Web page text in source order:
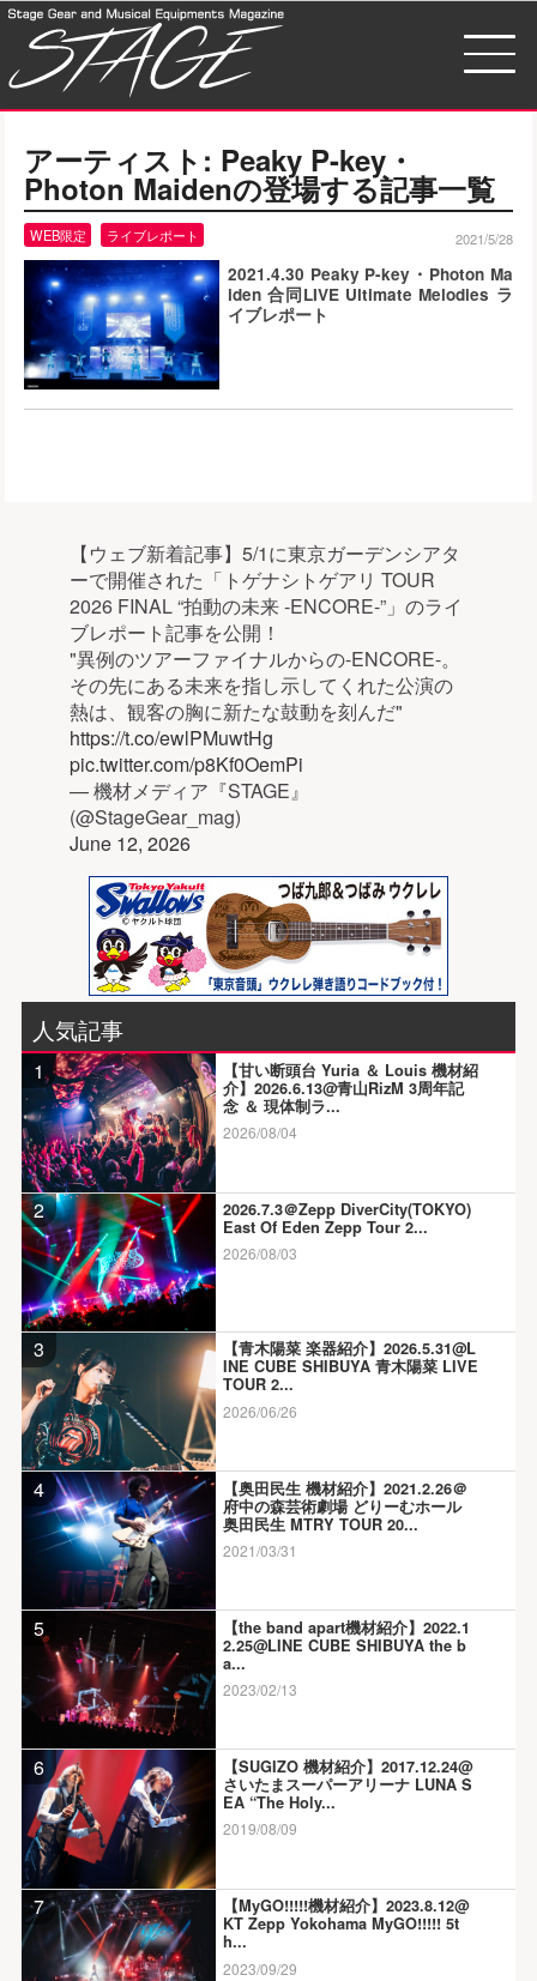
アーティスト: Peaky P-key・
Photon Maidenの登場する記事一覧
2021.4.30 Peaky P-key・Photon Ma
iden 合同LIVE Ultimate Melodies ラ
イブレポート
WEB限定 ライブレポート 2021/5/28
【ウェブ新着記事】5/1に東京ガーデンシアタ
ーで開催された「トゲナシトゲアリ TOUR
2026 FINAL “拍動の未来 -ENCORE-”」のライ
ブレポート記事を公開！
"異例のツアーファイナルからの-ENCORE-。
その先にある未来を指し示してくれた公演の
熱は、観客の胸に新たな鼓動を刻んだ"
https://t.co/ewlPMuwtHg
pic.twitter.com/p8Kf0OemPi
— 機材メディア『STAGE』
(@StageGear_mag)
June 12, 2026
人気記事
1
【甘い断頭台 Yuria ＆ Louis 機材紹
介】2026.6.13@青山RizM 3周年記
念 ＆ 現体制ラ...
2026/08/04
2
2026.7.3＠Zepp DiverCity(TOKYO)
East Of Eden Zepp Tour 2...
2026/08/03
3
【青木陽菜 楽器紹介】2026.5.31@L
INE CUBE SHIBUYA 青木陽菜 LIVE
TOUR 2...
2026/06/26
4
【奥田民生 機材紹介】2021.2.26＠
府中の森芸術劇場 どりーむホール
奥田民生 MTRY TOUR 20...
2021/03/31
5
【the band apart機材紹介】2022.1
2.25@LINE CUBE SHIBUYA the b
a...
2023/02/13
6
【SUGIZO 機材紹介】2017.12.24@
さいたまスーパーアリーナ LUNA S
EA “The Holy...
2019/08/09
7
【MyGO!!!!!機材紹介】2023.8.12@
KT Zepp Yokohama MyGO!!!!! 5t
h...
2023/09/29